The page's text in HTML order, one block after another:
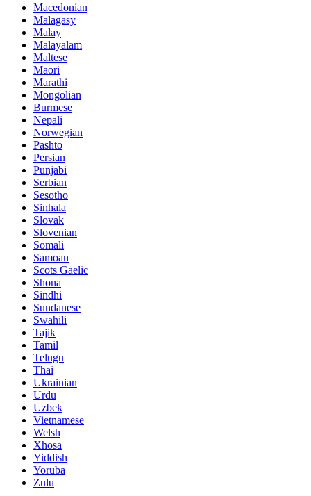
Macedonian
Malagasy
Malay
Malayalam
Maltese
Maori
Marathi
Mongolian
Burmese
Nepali
Norwegian
Pashto
Persian
Punjabi
Serbian
Sesotho
Sinhala
Slovak
Slovenian
Somali
Samoan
Scots Gaelic
Shona
Sindhi
Sundanese
Swahili
Tajik
Tamil
Telugu
Thai
Ukrainian
Urdu
Uzbek
Vietnamese
Welsh
Xhosa
Yiddish
Yoruba
Zulu